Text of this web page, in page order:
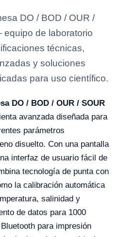
DO / BOD / OUR /
de laboratorio
técnicas,
y soluciones
para uso científico.
DO / BOD / OUR / SOUR
avanzada diseñada para
parámetros
disuelto. Con una pantalla
interfaz de usuario fácil de
tecnología de punta con
la calibración automática
salinidad y
de datos para 1000
para impresión